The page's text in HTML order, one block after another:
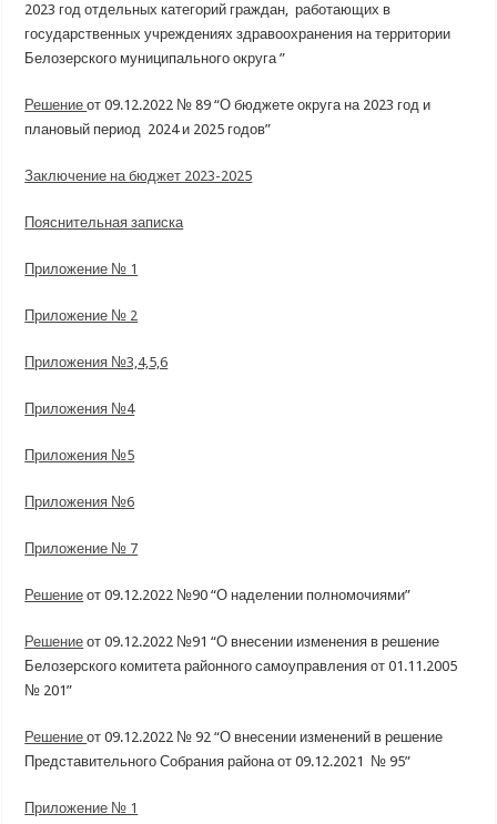
2023 год отдельных категорий граждан, работающих в
государственных учреждениях здравоохранения на территории
Белозерского муниципального округа ”
Решениеот 09.12.2022 № 89 “О бюджете округа на 2023 год и
плановый период 2024 и 2025 годов”
Заключение на бюджет 2023-2025
Пояснительная записка
Приложение № 1
Приложение № 2
Приложения №3,4,5,6
Приложения №4
Приложения №5
Приложения №6
Приложение № 7
Решение от 09.12.2022 №90 “О наделении полномочиями”
Решение от 09.12.2022 №91 “О внесении изменения в решение
Белозерского комитета районного самоуправления от 01.11.2005
№ 201”
Решениеот 09.12.2022 № 92 “О внесении изменений в решение
Представительного Собрания района от 09.12.2021 № 95”
Приложение № 1